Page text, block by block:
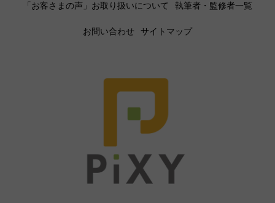
「お客さまの声」お取り扱いについて 執筆者・監修者一覧
お問い合わせ サイトマップ